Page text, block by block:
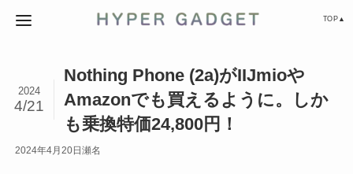
TOP▲
Nothing Phone (2a)がIIJmioや
Amazonでも買えるように。しか
も乗換特価24,800円！
2024
4/21
2024年4月20日 瀬名